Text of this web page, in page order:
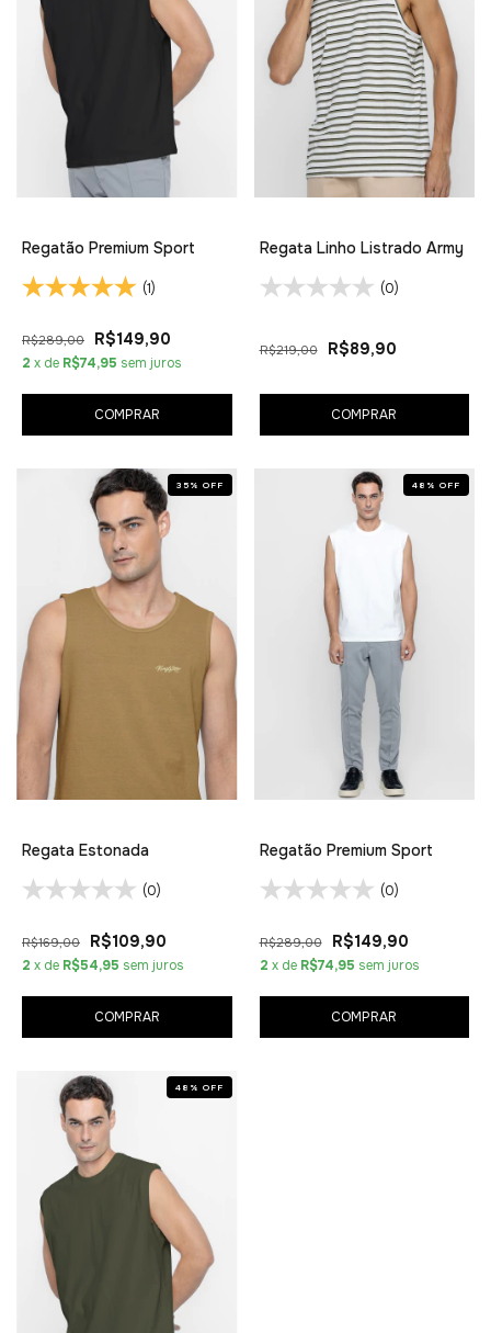
Regatão Premium Sport
(1)
R$289,00 R$149,90
2 x de R$74,95 sem juros
COMPRAR
Regata Linho Listrado Army
(0)
R$219,00 R$89,90
COMPRAR
35 % OFF
Regata Estonada
(0)
R$169,00 R$109,90
2 x de R$54,95 sem juros
COMPRAR
48 % OFF
Regatão Premium Sport
(0)
R$289,00 R$149,90
2 x de R$74,95 sem juros
COMPRAR
48 % OFF